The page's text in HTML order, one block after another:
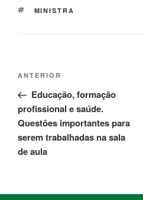
MINISTRA
ANTERIOR
Educação, formação
profissional e saúde.
Questões importantes para
serem trabalhadas na sala
de aula